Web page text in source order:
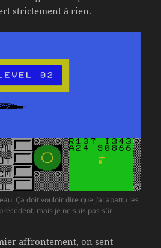
strictement à rien.
Ça doit vouloir dire que j’ai abattu les
mais je ne suis pas sûr
affrontement, on sent